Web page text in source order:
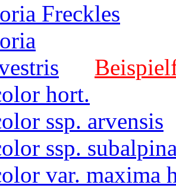
Freckles
hort.
ssp. arvensis
ssp.
var. maxima